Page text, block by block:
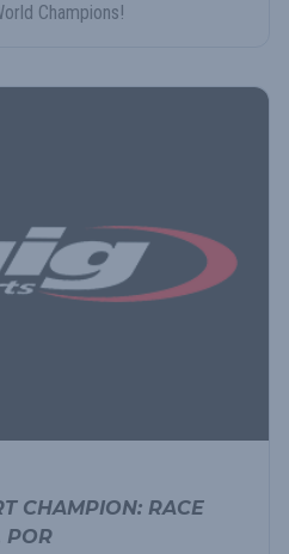
Champions!
CHAMPION: RACE
POR